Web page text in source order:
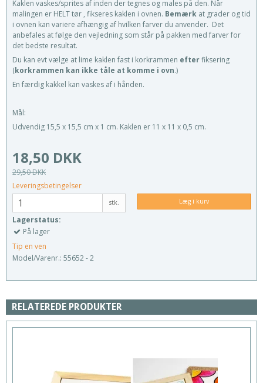
Kaklen vaskes/sprites af inden der tegnes og males på den. Når
malingen er HELT tør , fikseres kaklen i ovnen. Bemærk at grader og tid
i ovnen kan variere afhængig af hvilken farver du anvender. Det
anbefales at følge den vejledning som står på pakken med farver for
det bedste resultat.
Du kan evt vælge at lime kaklen fast i korkrammen efterfiksering
(korkrammen kan ikke tåle at komme i ovn.)
En færdig kakkel kan vaskes af i hånden.
Mål:
Udvendig 15,5 x 15,5 cm x 1 cm. Kaklen er 11 x 11 x 0,5 cm.
18,50 DKK
29,50 DKK
Leveringsbetingelser
stk. Læg i kurv
Lagerstatus:
På lager
Tip en ven
Model/Varenr.: 55652 - 2
RELATEREDE PRODUKTER